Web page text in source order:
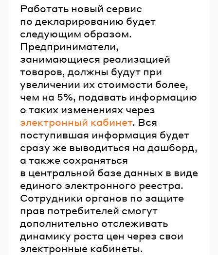
Работать новый сервис
по декларированию будет
следующим образом.
Предприниматели,
занимающиеся реализацией
товаров, должны будут при
увеличении их стоимости более,
чем на 5%, подавать информацию
о таких изменениях через
электронный кабинет. Вся
поступившая информация будет
сразу же выводиться на дашборд,
а также сохраняться
в центральной базе данных в виде
единого электронного реестра.
Сотрудники органов по защите
прав потребителей смогут
дополнительно отслеживать
динамику роста цен через свои
электронные кабинеты.